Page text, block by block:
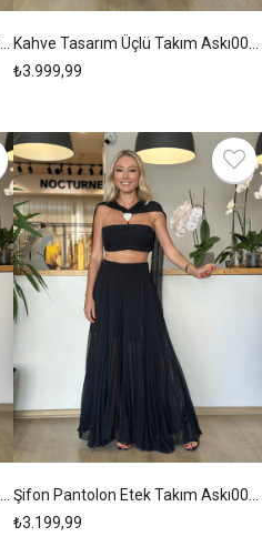
₺3.999,99
₺3.199,99